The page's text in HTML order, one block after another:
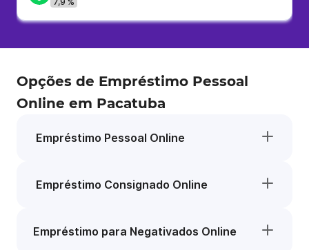
Opções de Empréstimo Pessoal
Online em Pacatuba
Empréstimo Pessoal Online
Empréstimo Consignado Online
Empréstimo para Negativados Online